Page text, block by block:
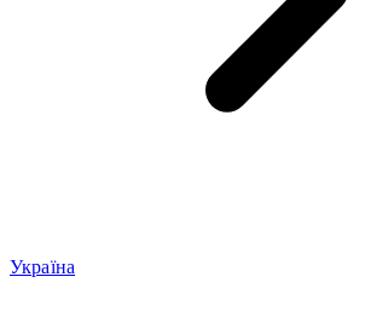
Україна